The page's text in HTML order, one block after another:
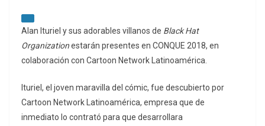
Alan Ituriel y sus adorables villanos de Black Hat
Organizationestarán presentes en CONQUE 2018, en
colaboración con Cartoon Network Latinoamérica.
Ituriel, el joven maravilla del cómic, fue descubierto por
Cartoon Network Latinoamérica, empresa que de
inmediato lo contrató para que desarrollara